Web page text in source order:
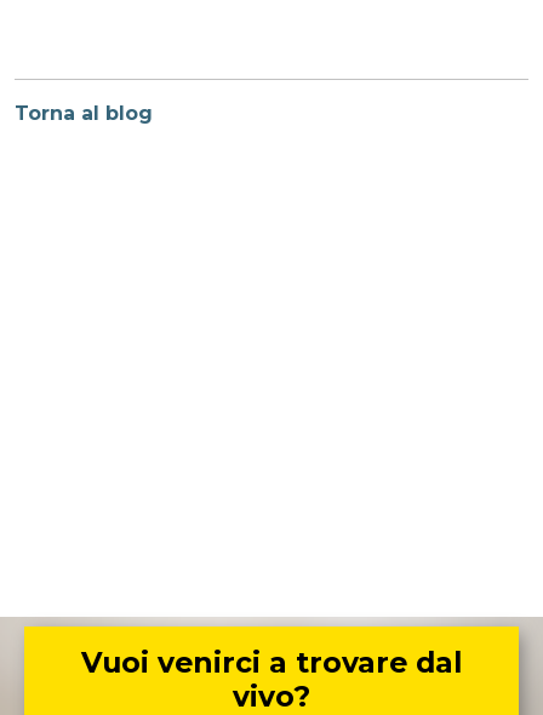
Torna al blog
Vuoi venirci a trovare dal
vivo?